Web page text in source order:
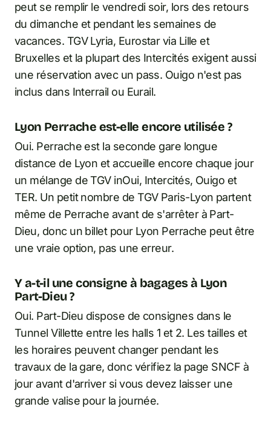
peut se remplir le vendredi soir, lors des retours
du dimanche et pendant les semaines de
vacances. TGV Lyria, Eurostar via Lille et
Bruxelles et la plupart des Intercités exigent aussi
une réservation avec un pass. Ouigo n'est pas
inclus dans Interrail ou Eurail.
Lyon Perrache est-elle encore utilisée ?
Oui. Perrache est la seconde gare longue
distance de Lyon et accueille encore chaque jour
un mélange de TGV inOui, Intercités, Ouigo et
TER. Un petit nombre de TGV Paris-Lyon partent
même de Perrache avant de s'arrêter à Part-
Dieu, donc un billet pour Lyon Perrache peut être
une vraie option, pas une erreur.
Y a-t-il une consigne à bagages à Lyon
Part-Dieu ?
Oui. Part-Dieu dispose de consignes dans le
Tunnel Villette entre les halls 1 et 2. Les tailles et
les horaires peuvent changer pendant les
travaux de la gare, donc vérifiez la page SNCF à
jour avant d'arriver si vous devez laisser une
grande valise pour la journée.